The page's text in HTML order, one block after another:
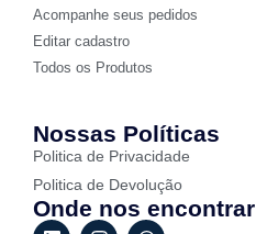
Acompanhe seus pedidos
Editar cadastro
Todos os Produtos
Nossas Políticas
Politica de Privacidade
Politica de Devolução
Onde nos encontrar